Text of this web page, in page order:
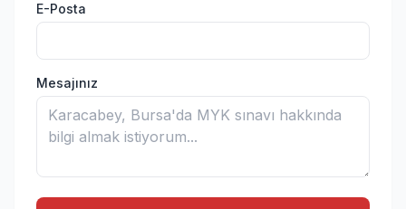
E-Posta
Mesajınız